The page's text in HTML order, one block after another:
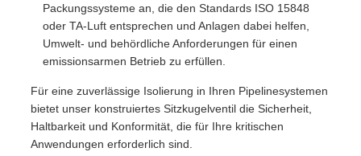
Packungssysteme an, die den Standards ISO 15848
oder TA-Luft entsprechen und Anlagen dabei helfen,
Umwelt- und behördliche Anforderungen für einen
emissionsarmen Betrieb zu erfüllen.
Für eine zuverlässige Isolierung in Ihren Pipelinesystemen
bietet unser konstruiertes Sitzkugelventil die Sicherheit,
Haltbarkeit und Konformität, die für Ihre kritischen
Anwendungen erforderlich sind.